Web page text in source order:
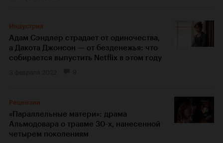
Индустрия
Адам Сэндлер страдает от одиночества,
а Дакота Джонсон — от безденежья: что
собирается выпустить Netflix в этом году
Рецензии
«Параллельные матери»: драма
Альмодовара о травме 30-х, нанесенной
четырем поколениям